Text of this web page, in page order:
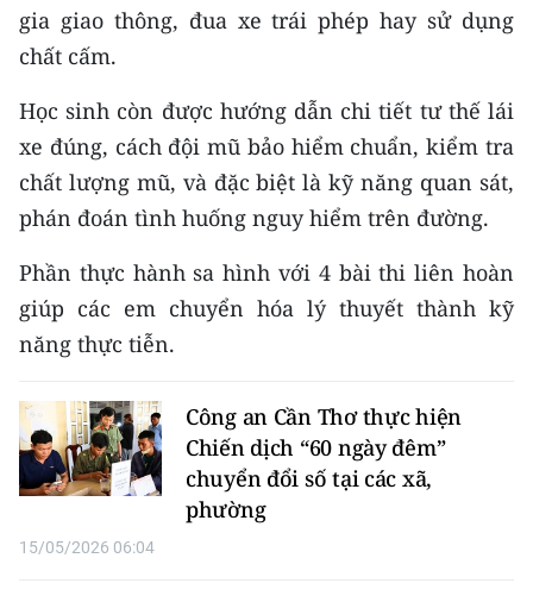
Media Xã hội
Media Du lịch
Media Thế giới
Media Giáo dục
Media Y tế
Media Khoa học - Công nghệ
Media Môi trường
Ảnh
Infographic
gia giao thông, đua xe trái phép hay sử dụng
chất cấm.
Học sinh còn được hướng dẫn chi tiết tư thế lái
xe đúng, cách đội mũ bảo hiểm chuẩn, kiểm tra
chất lượng mũ, và đặc biệt là kỹ năng quan sát,
phán đoán tình huống nguy hiểm trên đường.
Phần thực hành sa hình với 4 bài thi liên hoàn
giúp các em chuyển hóa lý thuyết thành kỹ
năng thực tiễn.
Công an Cần Thơ thực hiện
Chiến dịch “60 ngày đêm”
chuyển đổi số tại các xã,
phường
15/05/2026 06:04